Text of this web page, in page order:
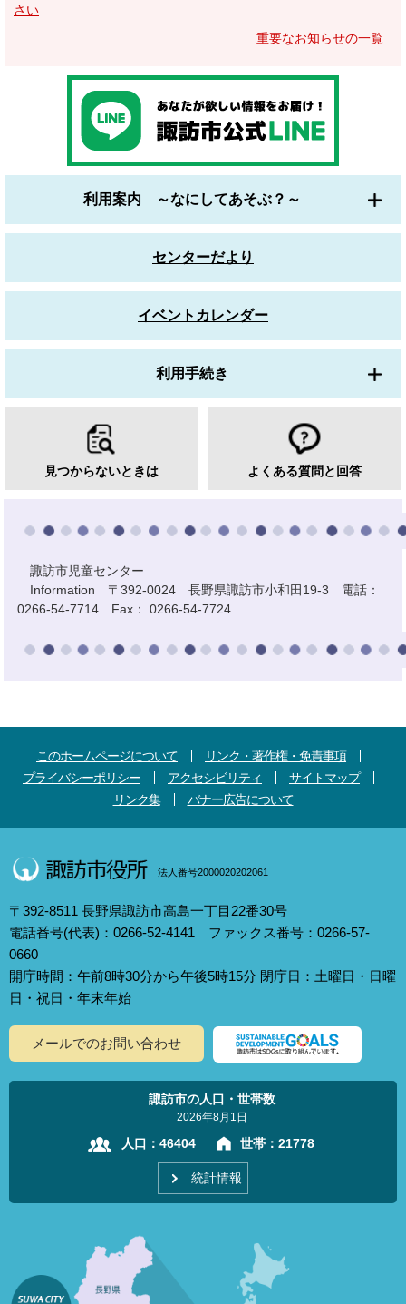
さい
重要なお知らせの一覧
利用案内 ～なにしてあそぶ？～
センターだより
イベントカレンダー
利用手続き
見つからないときは よくある質問と回答
諏訪市児童センター
Information 〒392-0024 長野県諏訪市小和田19-3 電話：
0266-54-7714 Fax： 0266-54-7724
このホームページについて
リンク・著作権・免責事項
プライバシーポリシー
アクセシビリティ
サイトマップ
リンク集
バナー広告について
法人番号2000020202061
〒392-8511 長野県諏訪市高島一丁目22番30号
電話番号(代表)：0266-52-4141 ファックス番号：0266-57-
0660
開庁時間：午前8時30分から午後5時15分 閉庁日：土曜日・日曜
日・祝日・年末年始
メールでのお問い合わせ
諏訪市の人口・世帯数
2026年8月1日
人口： 46404 世帯： 21778
統計情報